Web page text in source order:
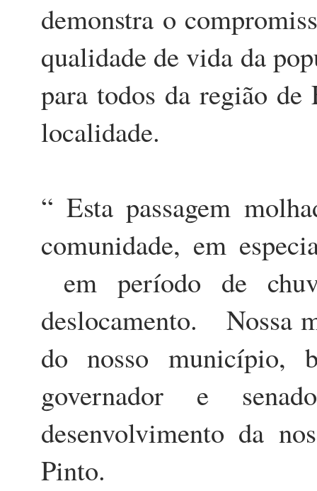
demonstra o
qualidade de vida da
para todos da região
localidade.
“ Esta passagem
comunidade, em
em período de
deslocamento. Nossa
do nosso município,
governador e
desenvolvimento da
Pinto.